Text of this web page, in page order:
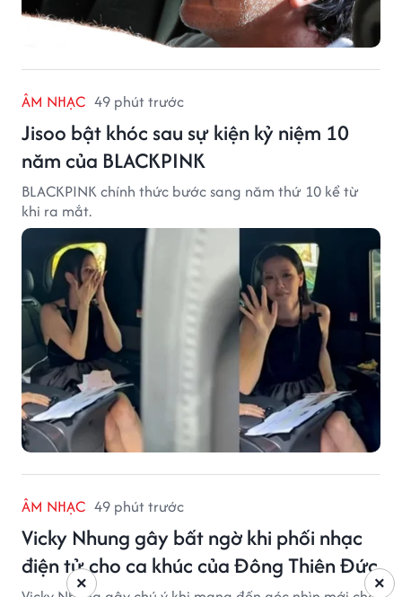
ÂM NHẠC 49 phút trước
Jisoo bật khóc sau sự kiện kỷ niệm 10
năm của BLACKPINK
BLACKPINK chính thức bước sang năm thứ 10 kể từ
khi ra mắt.
ÂM NHẠC 49 phút trước
Vicky Nhung gây bất ngờ khi phối nhạc
điện tử cho ca khúc của Đông Thiên Đức
×
×